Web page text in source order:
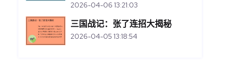
2026-04-06 13:21:03
三国战记：张了连招大揭秘
2026-04-05 13:18:54